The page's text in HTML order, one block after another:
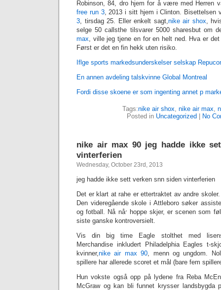
Robinson, 84, dro hjem for å være med Herren
free run 3, 2013 i sitt hjem i Clinton. Bisettelsen
3, tirsdag 25. Eller enkelt sagt,nike air shox,
selge 50 callsthe tilsvarer 5000 sharesbut om
max, ville jeg tjene en for en helt ned. Hva er
Først er det en fin hekk uten risiko.
Iflge sports markedsunderskelser selskap
En annen avdeling talskvinne Global Montreal
Fordi disse skoene er som ingenting annet p
Tags:nike air shox, ‎nike air max,
Posted in Uncategorized No
‎nike air max 90 jeg hadde ikke
vinterferien
Wednesday, October 23rd, 2013
jeg hadde ikke sett verken snn siden vinterferien
Det er klart at rahe er ettertraktet av andre
Den videregående skole i Attleboro søker
og fotball. Nå når hoppe skjer, er scenen som
siste ganske kontroversielt.
Vis din big time Eagle stolthet med
Merchandise inkludert Philadelphia Eagles t-
kvinner,‎nike air max 90, menn og ungdom.
spillere har allerede scoret et mål (bare fem
Hun vokste også opp på lydene fra Reba
McGraw og kan bli funnet krysser landsbygda